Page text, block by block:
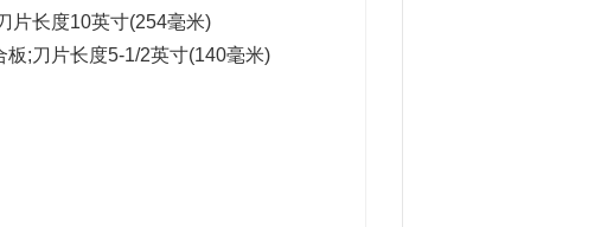
片长度10英寸(254毫米)
;刀片长度5-1/2英寸(140毫米)